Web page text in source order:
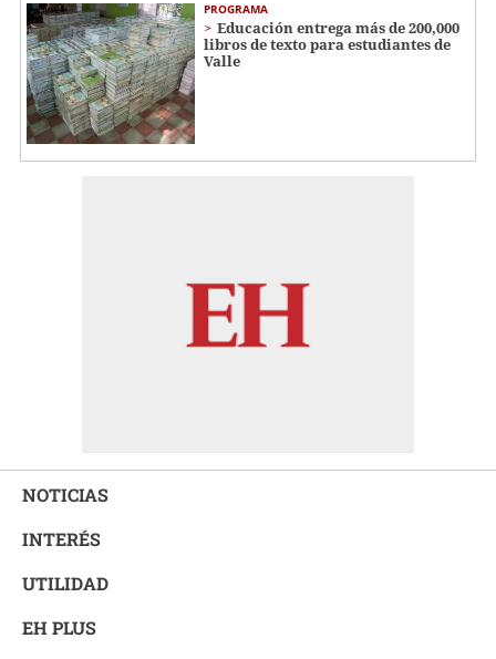
PROGRAMA
Educación entrega más de 200,000
libros de texto para estudiantes de
Valle
NOTICIAS
INTERÉS
UTILIDAD
EH PLUS